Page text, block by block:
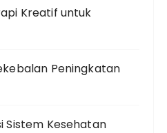
Kreatif untuk
Peningkatan
Sistem Kesehatan